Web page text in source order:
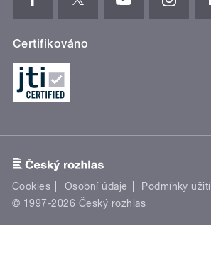
Certifikováno
Cookies Osobní údaje Podmínky užití
© 1997-2026 Český rozhlas